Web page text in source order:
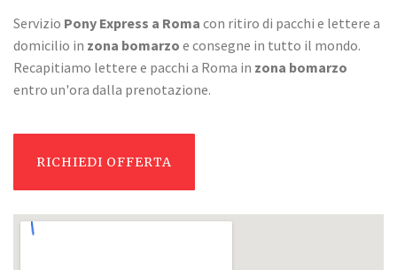
Servizio Pony Express a Roma con ritiro di pacchi e lettere a
domicilio in zona bomarzo e consegne in tutto il mondo.
Recapitiamo lettere e pacchi a Roma in zona bomarzo
entro un'ora dalla prenotazione.
RICHIEDI OFFERTA